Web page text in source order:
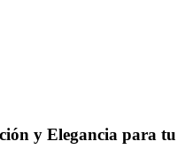
y Elegancia para tu